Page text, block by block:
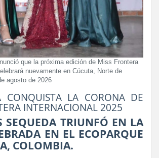
que la próxima edición de Miss Frontera
nuevamente en Cúcuta, Norte de
agosto de 2026
CONQUISTA LA CORONA DE
INTERNACIONAL 2025
SEQUEDA TRIUNFÓ EN LA
EN EL ECOPARQUE
COLOMBIA.